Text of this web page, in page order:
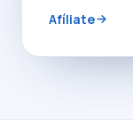
Afíliate